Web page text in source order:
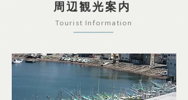
周辺観光案内
Tourist Information